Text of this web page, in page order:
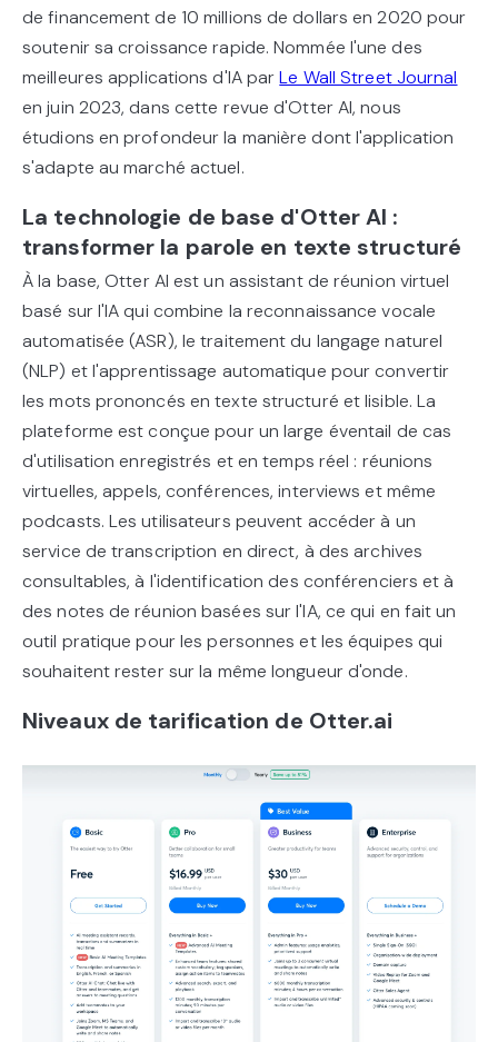
de financement de 10 millions de dollars en 2020 pour
soutenir sa croissance rapide. Nommée l'une des
meilleures applications d'IA parLe Wall Street Journal
en juin 2023, dans cette revue d'Otter AI, nous
étudions en profondeur la manière dont l'application
s'adapte au marché actuel.
La technologie de base d'Otter AI :
transformer la parole en texte structuré
À la base, Otter AI est un assistant de réunion virtuel
basé sur l'IA qui combine la reconnaissance vocale
automatisée (ASR), le traitement du langage naturel
(NLP) et l'apprentissage automatique pour convertir
les mots prononcés en texte structuré et lisible. La
plateforme est conçue pour un large éventail de cas
d'utilisation enregistrés et en temps réel : réunions
virtuelles, appels, conférences, interviews et même
podcasts. Les utilisateurs peuvent accéder à un
service de transcription en direct, à des archives
consultables, à l'identification des conférenciers et à
des notes de réunion basées sur l'IA, ce qui en fait un
outil pratique pour les personnes et les équipes qui
souhaitent rester sur la même longueur d'onde.
Niveaux de tarification de Otter.ai